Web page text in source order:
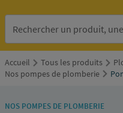
Accueil Tous les produits
Nos pompes de plomberie
NOS POMPES DE PLOMBERIE